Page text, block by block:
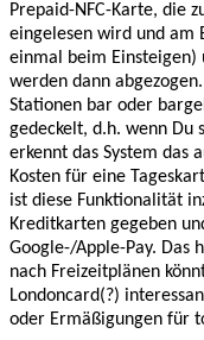
Prepaid-NFC-Karte, die
eingelesen wird und am
einmal beim Einsteigen)
werden dann
Stationen bar oder
gedeckelt, d.h. wenn Du
erkennt das System das
Kosten für eine
ist diese Funktionalität
Kreditkarten gegeben
Google-/Apple-Pay. Das
nach Freizeitplänen
Londoncard(?)
oder Ermäßigungen für